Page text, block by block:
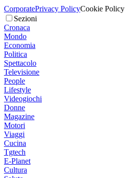
CorporatePrivacy PolicyCookie Policy
Sezioni
Cronaca
Mondo
Economia
Politica
Spettacolo
Televisione
People
Lifestyle
Videogiochi
Donne
Magazine
Motori
Viaggi
Cucina
Tgtech
E-Planet
Cultura